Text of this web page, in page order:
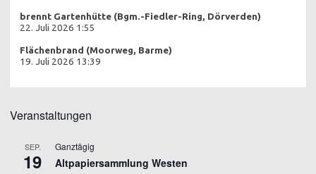
brennt Gartenhütte (Bgm.-Fiedler-Ring, Dörverden)
22. Juli 2026 1:55
Flächenbrand (Moorweg, Barme)
19. Juli 2026 13:39
Veranstaltungen
SEP.
19
Ganztägig
Altpapiersammlung Westen